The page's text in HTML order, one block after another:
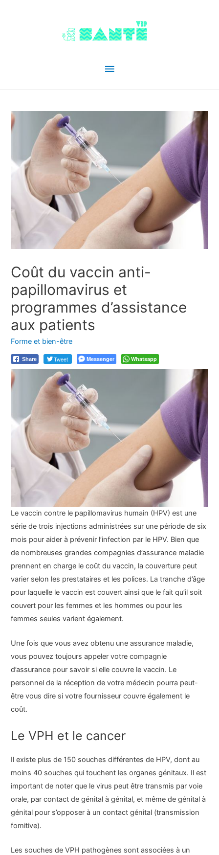
Menu
Coût du vaccin anti-
papillomavirus et
programmes d’assistance
aux patients
Forme et bien-être
Share Tweet Messenger Whatsapp
Le vaccin contre le papillomavirus humain (HPV) est une
série de trois injections administrées sur une période de six
mois pour aider à prévenir l’infection par le HPV. Bien que
de nombreuses grandes compagnies d’assurance maladie
prennent en charge le coût du vaccin, la couverture peut
varier selon les prestataires et les polices. La tranche d’âge
pour laquelle le vaccin est couvert ainsi que le fait qu’il soit
couvert pour les femmes et les hommes ou pour les
femmes seules varient également.
Une fois que vous avez obtenu une assurance maladie,
vous pouvez toujours appeler votre compagnie
d’assurance pour savoir si elle couvre le vaccin. Le
personnel de la réception de votre médecin pourra peut-
être vous dire si votre fournisseur couvre également le
coût.
Le VPH et le cancer
Il existe plus de 150 souches différentes de HPV, dont au
moins 40 souches qui touchent les organes génitaux. Il est
important de noter que le virus peut être transmis par voie
orale, par contact de génital à génital, et même de génital à
génital pour s’opposer à un contact génital (transmission
fomitive).
Les souches de VPH pathogènes sont associées à un